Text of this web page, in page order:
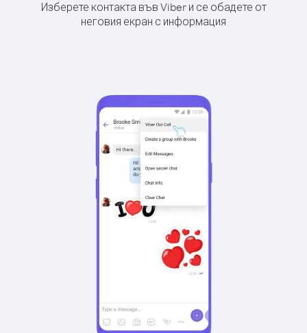
Изберете контакта във Viber и се обадете от
неговия екран с информация